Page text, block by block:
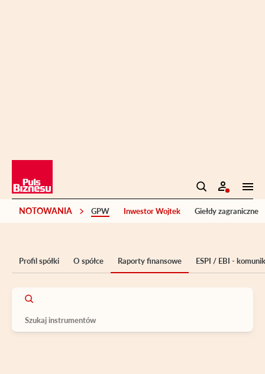
NOTOWANIA GPW Inwestor Wojtek Giełdy zagraniczne
Profil spółki O spółce Raporty finansowe ESPI / EBI -